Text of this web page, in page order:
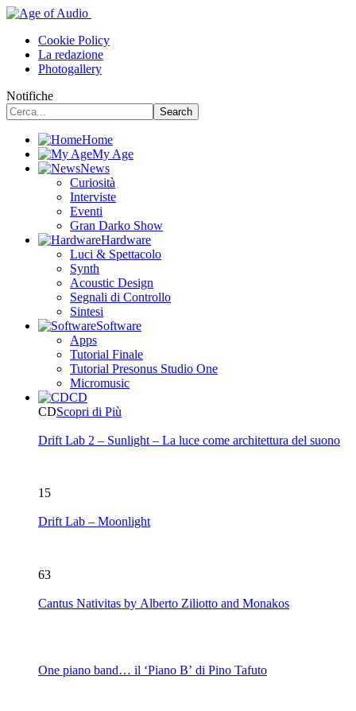
Cookie Policy
La redazione
Photogallery
Notifiche
Home
My Age
News
Curiosità
Interviste
Eventi
Gran Darko Show
Hardware
Luci & Spettacolo
Synth
Acoustic Design
Segnali di Controllo
Sintesi
Software
Apps
Tutorial Finale
Tutorial Presonus Studio One
Micromusic
CD
CDScopri di Più
Drift Lab 2 – Sunlight – La luce come architettura del suono
15
Drift Lab – Moonlight
63
Cantus Nativitas by Alberto Ziliotto and Monakos
One piano band… il ‘Piano B’ di Pino Tafuto